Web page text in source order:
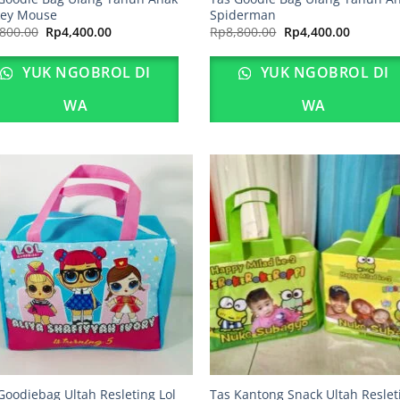
Mouse
Harga
aslinya
adalah:
Rp8,800.00.
Rp4,400.00Harga
ini
adalah:
Rp4,400.00.
YUK NGOBROL DI
WA
Spiderman
Rp8,800.00 Harga
aslinya
adalah:
Rp8,800.00.
Rp4,400.00Harga
ini
adalah:
YUK NGOBROL DI
WA
Ultah Resleting Lol
Tas Kantong Snack Ultah